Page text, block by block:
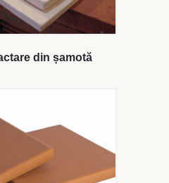
din șamotă